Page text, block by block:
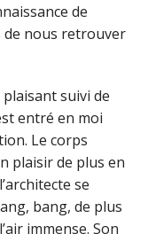
de
de nous retrouver
suivi de
entré en moi
Le corps
plaisir de plus en
se
bang, de plus
immense. Son